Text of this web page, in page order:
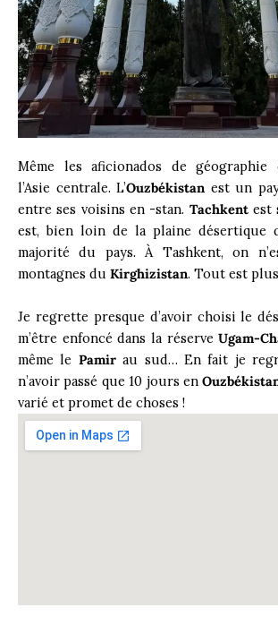
Même les aficionados de géographie
l’Asie centrale. L’Ouzbékistan est un
entre ses voisins en -stan. Tachkentest
est, bien loin de la plaine désertique
majorité du pays. À Tashkent, on
montagnes du Kirghizistan. Tout est
Je regrette presque d’avoir choisi le
m’être enfoncé dans la réserveUgam-
même le Pamirau sud… En fait je
n’avoir passé que 10 jours en
varié et promet de choses !